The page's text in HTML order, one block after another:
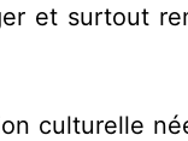
et surtout
culturelle